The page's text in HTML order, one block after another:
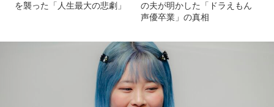
を襲った「人生最大の悲劇」
の夫が明かした「ドラえもん
声優卒業」の真相